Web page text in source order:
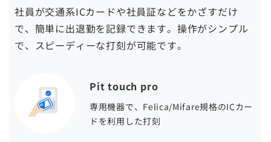
社員が交通系ICカードや社員証などをかざすだけ
で、簡単に出退勤を記録できます。操作がシンプル
で、スピーディーな打刻が可能です。
Pit touch pro
専用機器で、Felica/Mifare規格のICカー
ドを利用した打刻